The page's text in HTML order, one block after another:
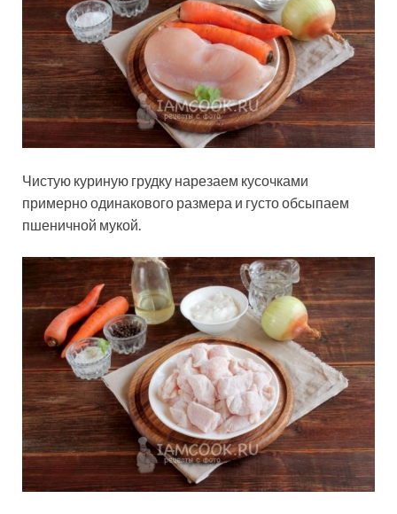
Чистую куриную грудку нарезаем кусочками
примерно одинакового размера и густо обсыпаем
пшеничной мукой.